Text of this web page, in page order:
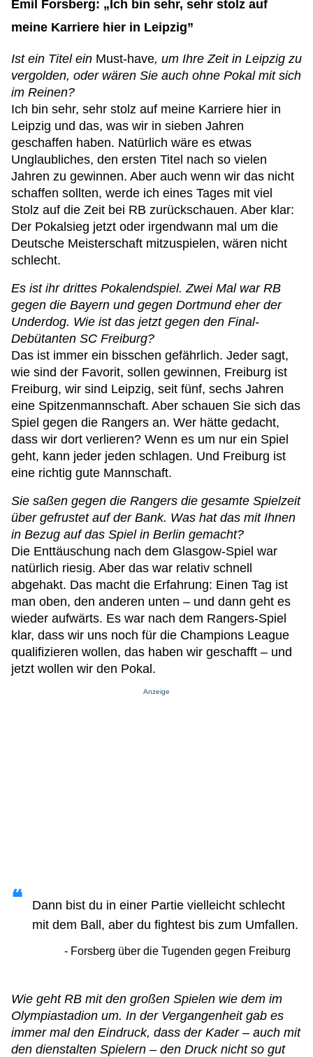
Emil Forsberg: „Ich bin sehr, sehr stolz auf
meine Karriere hier in Leipzig”
Ist ein Titel ein Must-have, um Ihre Zeit in Leipzig zu
vergolden, oder wären Sie auch ohne Pokal mit sich
im Reinen?
Ich bin sehr, sehr stolz auf meine Karriere hier in
Leipzig und das, was wir in sieben Jahren
geschaffen haben. Natürlich wäre es etwas
Unglaubliches, den ersten Titel nach so vielen
Jahren zu gewinnen. Aber auch wenn wir das nicht
schaffen sollten, werde ich eines Tages mit viel
Stolz auf die Zeit bei RB zurückschauen. Aber klar:
Der Pokalsieg jetzt oder irgendwann mal um die
Deutsche Meisterschaft mitzuspielen, wären nicht
schlecht.
Es ist ihr drittes Pokalendspiel. Zwei Mal war RB
gegen die Bayern und gegen Dortmund eher der
Underdog. Wie ist das jetzt gegen den Final-
Debütanten SC Freiburg?
Das ist immer ein bisschen gefährlich. Jeder sagt,
wie sind der Favorit, sollen gewinnen, Freiburg ist
Freiburg, wir sind Leipzig, seit fünf, sechs Jahren
eine Spitzenmannschaft. Aber schauen Sie sich das
Spiel gegen die Rangers an. Wer hätte gedacht,
dass wir dort verlieren? Wenn es um nur ein Spiel
geht, kann jeder jeden schlagen. Und Freiburg ist
eine richtig gute Mannschaft.
Sie saßen gegen die Rangers die gesamte Spielzeit
über gefrustet auf der Bank. Was hat das mit Ihnen
in Bezug auf das Spiel in Berlin gemacht?
Die Enttäuschung nach dem Glasgow-Spiel war
natürlich riesig. Aber das war relativ schnell
abgehakt. Das macht die Erfahrung: Einen Tag ist
man oben, den anderen unten – und dann geht es
wieder aufwärts. Es war nach dem Rangers-Spiel
klar, dass wir uns noch für die Champions League
qualifizieren wollen, das haben wir geschafft – und
jetzt wollen wir den Pokal.
Anzeige
Dann bist du in einer Partie vielleicht schlecht
mit dem Ball, aber du fightest bis zum Umfallen.
Forsberg über die Tugenden gegen Freiburg
Wie geht RB mit den großen Spielen wie dem im
Olympiastadion um. In der Vergangenheit gab es
immer mal den Eindruck, dass der Kader – auch mit
den dienstalten Spielern – den Druck nicht so gut